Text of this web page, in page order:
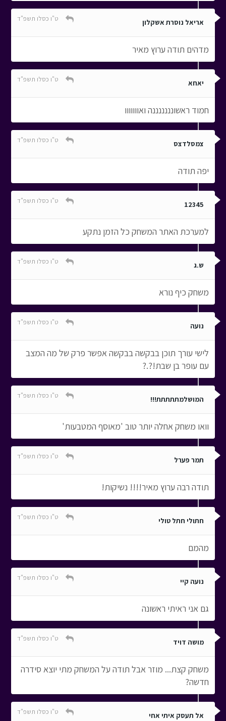
אריאל נוסרת אשקלון ט"ו כסלו תשפ"ד
מדהים תודה ערוץ מאיר
יאחא ט"ו כסלו תשפ"ד
חמוד ראשונננננננה ואווווווו
צמסלדצס ט"ו כסלו תשפ"ד
יפה תודה
12345 ט"ו כסלו תשפ"ד
למערכת האתר המשחק כל הזמן נתקע
ש.ג ט"ו כסלו תשפ"ד
משחק כיף נורא
נועה ט"ו כסלו תשפ"ד
לישי עורך תוכן בבקשה בבקשה אפשר פרק של מה המצב
עם עופר בן שבת!?.?
המושלמתתתתת!!! ט"ו כסלו תשפ"ד
וואו משחק אחלה יותר טוב 'מאוסף המטבעות'
תמר פערל ט"ו כסלו תשפ"ד
תודה רבה ערוץ מאיר!!!! נשיקות!
חתולי חתל טולי ט"ו כסלו תשפ"ד
מהמם
נועה קיי ט"ו כסלו תשפ"ד
גם אני ראיתי ראשונה
מושה דויד ט"ו כסלו תשפ"ד
משחק קצת... מוזר אבל תודה על המשחק מתי יוצא סידרה
חדשה?
אל תעסק איתי אחי ט"ו כסלו תשפ"ד